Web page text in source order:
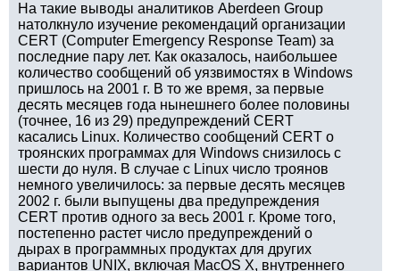
На такие выводы аналитиков Aberdeen Group
натолкнуло изучение рекомендаций организации
CERT (Computer Emergency Response Team) за
последние пару лет. Как оказалось, наибольшее
количество сообщений об уязвимостях в Windows
пришлось на 2001 г. В то же время, за первые
десять месяцев года нынешнего более половины
(точнее, 16 из 29) предупреждений CERT
касались Linux. Количество сообщений CERT о
троянских программах для Windows снизилось с
шести до нуля. В случае с Linux число троянов
немного увеличилось: за первые десять месяцев
2002 г. были выпущены два предупреждения
CERT против одного за весь 2001 г. Кроме того,
постепенно растет число предупреждений о
дырах в программных продуктах для других
вариантов UNIX, включая MacOS X, внутреннего